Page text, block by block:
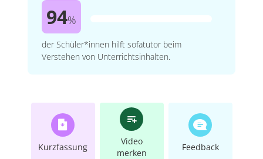
94%
der Schüler*innen hilft sofatutor beim
Verstehen von Unterrichtsinhalten.
Kurzfassung
Video
merken
Feedback